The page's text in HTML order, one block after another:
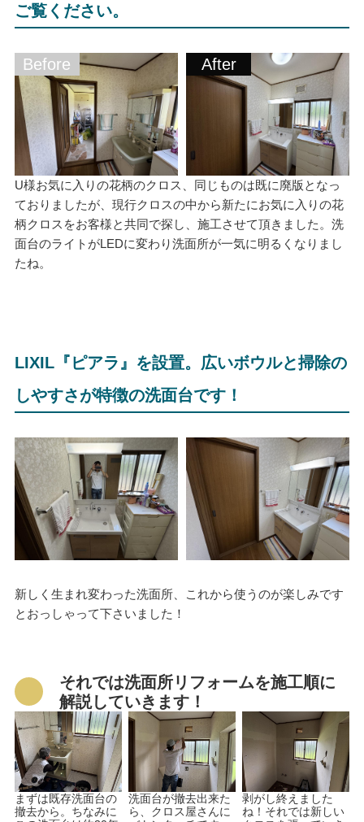
ご覧ください。
Before After
U様お気に入りの花柄のクロス、同じものは既に廃版となっ
ておりましたが、現行クロスの中から新たにお気に入りの花
柄クロスをお客様と共同で探し、施工させて頂きました。洗
面台のライトがLEDに変わり洗面所が一気に明るくなりまし
たね。
LIXIL『ピアラ』を設置。広いボウルと掃除の
しやすさが特徴の洗面台です！
新しく生まれ変わった洗面所、これから使うのが楽しみです
とおっしゃって下さいました！
それでは洗面所リフォームを施工順に
解説していきます！
まずは既存洗面台の
撤去から。ちなみに
洗面台が撤去出来た
ら、クロス屋さんに
剥がし終えました
ね！それでは新しい